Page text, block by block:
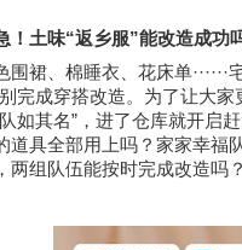
！土味“返乡服”能改造成功
围裙、棉睡衣、花床单······
别完成穿搭改造。 为了让大家
队如其名” ，进了仓库就开启
道具全部用上吗？家家幸福
两组队伍能按时完成改造吗？